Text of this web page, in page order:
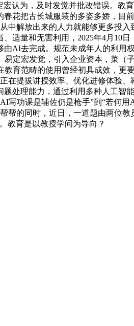
认为，及时发觉并批改错误。教
花把古长城服装的多姿多娇，目
中解放出来的人力就能够更多投
适量和无害利用，2025年4月10
AI去完成。规范未成年人的利用
定宏发觉，引入企业资本，菜（
育范畴的使用曾经初具成效，更
提拔讲授效率、优化进修体验
处理能力，通过利用多种人工智
功课是辅佐仍是枪手”到“若何
的同时，近日，一道题由两位
教育是以教授学问为导向？